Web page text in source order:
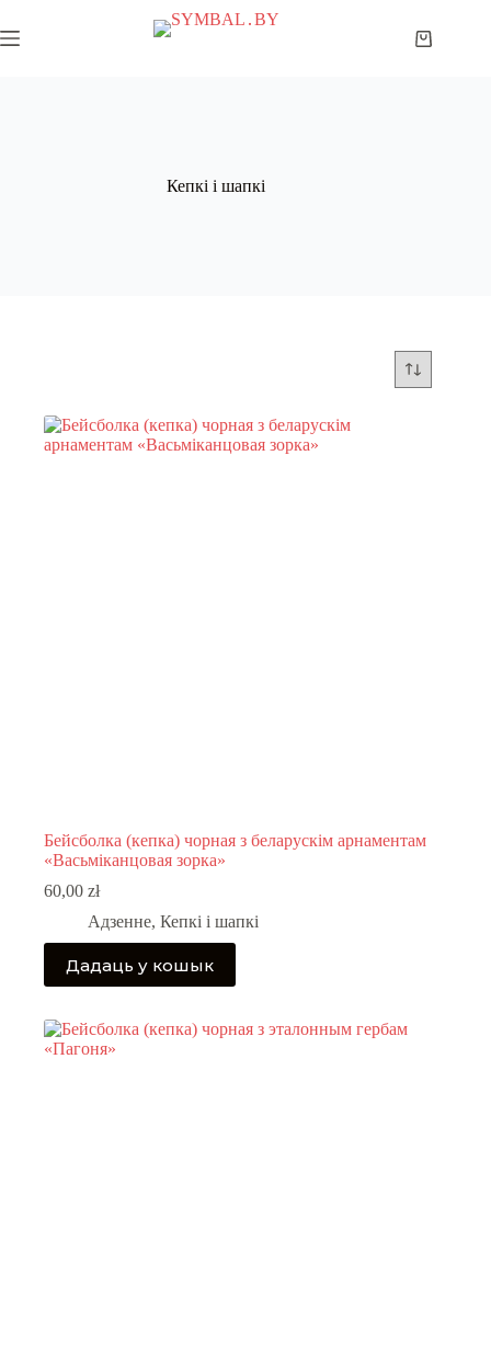
to
content
Shopping
Кепкі і шапкі
Бейсболка (кепка) чорная з беларускім арнаментам
«Васьміканцовая зорка»
60,00 zł
Адзенне, Кепкі і шапкі
Дадаць у кошык